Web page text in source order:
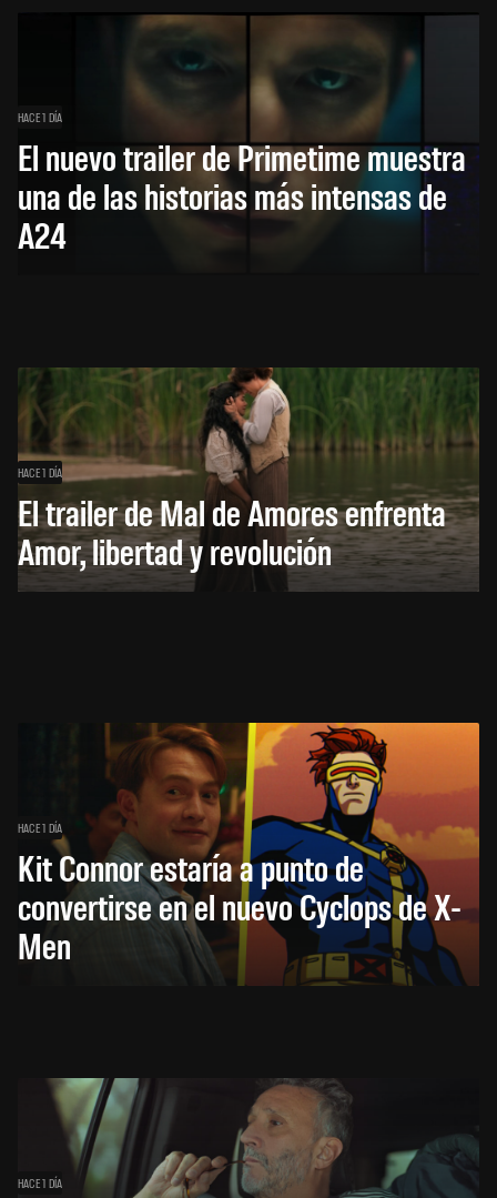
HACE 1 DÍA
El nuevo trailer de Primetime muestra
una de las historias más intensas de
A24
HACE 1 DÍA
El trailer de Mal de Amores enfrenta
Amor, libertad y revolución
HACE 1 DÍA
Kit Connor estaría a punto de
convertirse en el nuevo Cyclops de X-
Men
HACE 1 DÍA